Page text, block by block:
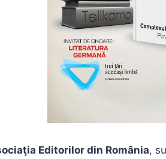
Editorilor din România,